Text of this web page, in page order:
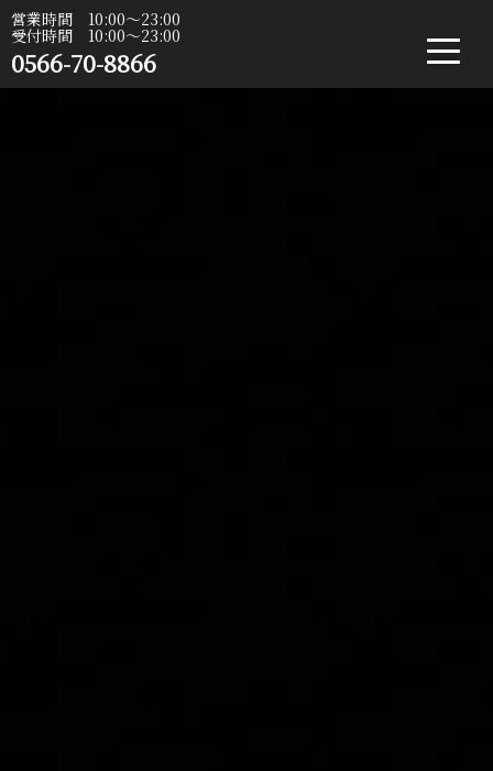
営業時間 10:00〜23:00
受付時間 10:00〜23:00
0566-70-8866